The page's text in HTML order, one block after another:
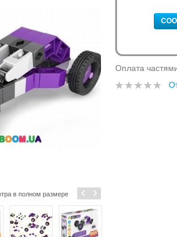
в полном размере ‹ ›
Оплата